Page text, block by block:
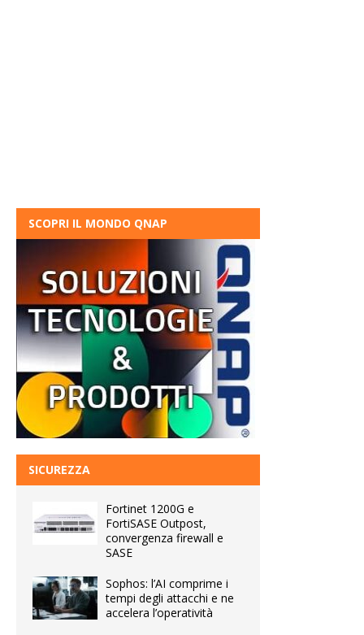
SCOPRI IL MONDO QNAP
SICUREZZA
Fortinet 1200G e
FortiSASE Outpost,
convergenza firewall e
SASE
Sophos: l’AI comprime i
tempi degli attacchi e ne
accelera l’operatività